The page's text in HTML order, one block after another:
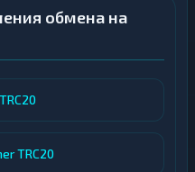
обмена на
TRC20